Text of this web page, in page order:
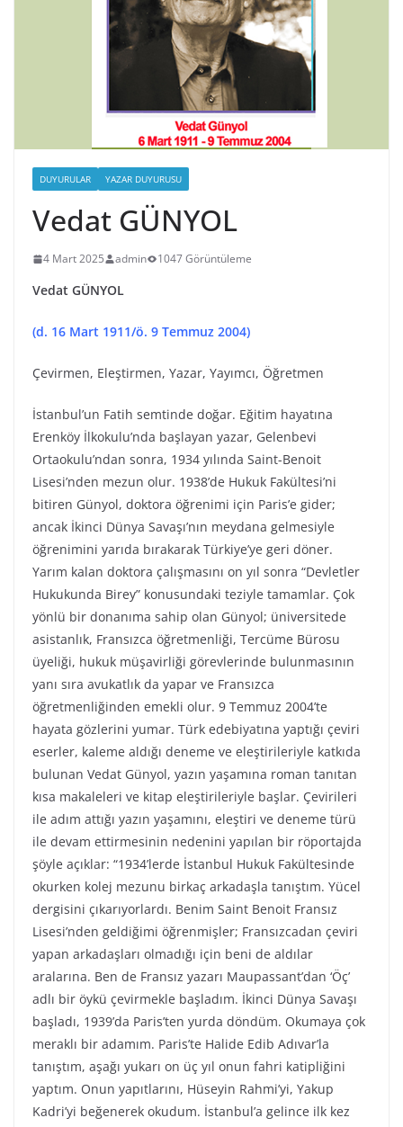
DUYURULAR YAZAR DUYURUSU
Vedat GÜNYOL
4 Mart 2025 admin 1047 Görüntüleme
Vedat GÜNYOL
(d. 16 Mart 1911/ö. 9 Temmuz 2004)
Çevirmen, Eleştirmen, Yazar, Yayımcı, Öğretmen
İstanbul’un Fatih semtinde doğar. Eğitim hayatına
Erenköy İlkokulu’nda başlayan yazar, Gelenbevi
Ortaokulu’ndan sonra, 1934 yılında Saint-Benoit
Lisesi’nden mezun olur. 1938’de Hukuk Fakültesi’ni
bitiren Günyol, doktora öğrenimi için Paris’e gider;
ancak İkinci Dünya Savaşı’nın meydana gelmesiyle
öğrenimini yarıda bırakarak Türkiye’ye geri döner.
Yarım kalan doktora çalışmasını on yıl sonra “Devletler
Hukukunda Birey” konusundaki teziyle tamamlar. Çok
yönlü bir donanıma sahip olan Günyol; üniversitede
asistanlık, Fransızca öğretmenliği, Tercüme Bürosu
üyeliği, hukuk müşavirliği görevlerinde bulunmasının
yanı sıra avukatlık da yapar ve Fransızca
öğretmenliğinden emekli olur. 9 Temmuz 2004’te
hayata gözlerini yumar. Türk edebiyatına yaptığı çeviri
eserler, kaleme aldığı deneme ve eleştirileriyle katkıda
bulunan Vedat Günyol, yazın yaşamına roman tanıtan
kısa makaleleri ve kitap eleştirileriyle başlar. Çevirileri
ile adım attığı yazın yaşamını, eleştiri ve deneme türü
ile devam ettirmesinin nedenini yapılan bir röportajda
şöyle açıklar: “1934’lerde İstanbul Hukuk Fakültesinde
okurken kolej mezunu birkaç arkadaşla tanıştım. Yücel
dergisini çıkarıyorlardı. Benim Saint Benoit Fransız
Lisesi’nden geldiğimi öğrenmişler; Fransızcadan çeviri
yapan arkadaşları olmadığı için beni de aldılar
aralarına. Ben de Fransız yazarı Maupassant’dan ‘Öç’
adlı bir öykü çevirmekle başladım. İkinci Dünya Savaşı
başladı, 1939’da Paris’ten yurda döndüm. Okumaya çok
meraklı bir adamım. Paris’te Halide Edib Adıvar’la
tanıştım, aşağı yukarı on üç yıl onun fahri katipliğini
yaptım. Onun yapıtlarını, Hüseyin Rahmi’yi, Yakup
Kadri’yi beğenerek okudum. İstanbul’a gelince ilk kez